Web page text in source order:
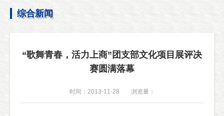
综合新闻
“歌舞青春，活力上商”团支部文化项目展评决
赛圆满落幕
时间：2013-11-28 浏览量：